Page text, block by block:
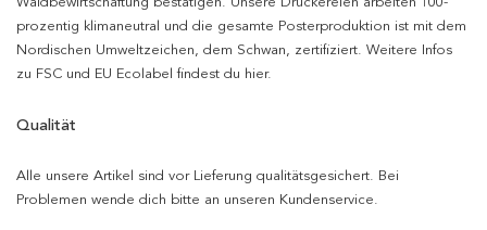
prozentig klimaneutral und die gesamte Posterproduktion ist mit dem
Nordischen Umweltzeichen, dem Schwan, zertifiziert. Weitere Infos
zu FSC und EU Ecolabel findest du hier.
Qualität
Alle unsere Artikel sind vor Lieferung qualitätsgesichert. Bei
Problemen wende dich bitte an unseren Kundenservice.